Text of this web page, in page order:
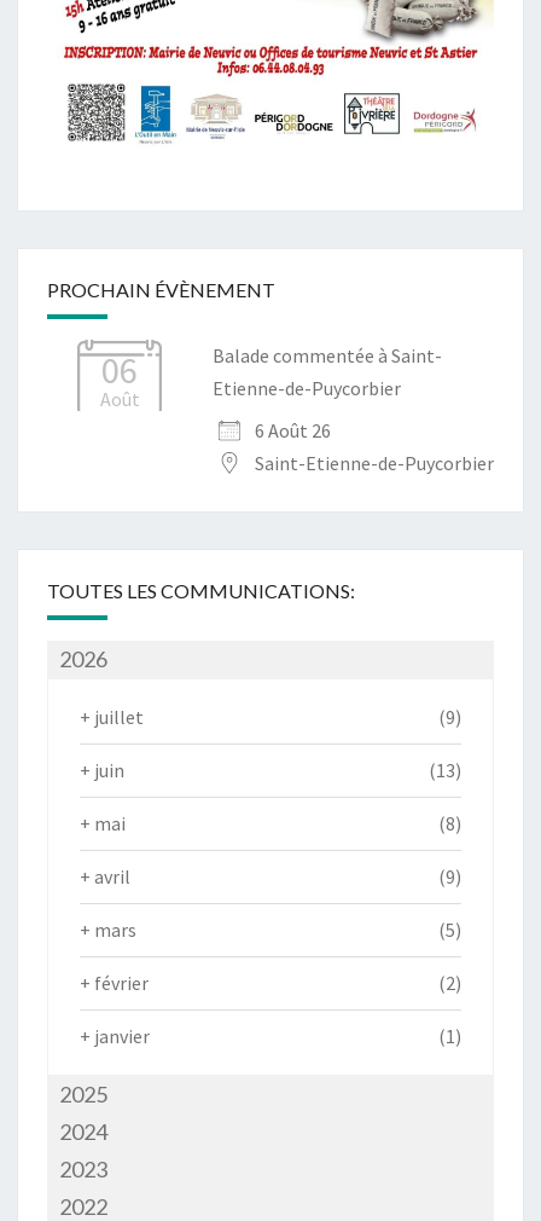
PROCHAIN ÉVÈNEMENT
06
Août
Balade commentée à Saint-
Etienne-de-Puycorbier
6 Août 26
Saint-Etienne-de-Puycorbier
TOUTES LES COMMUNICATIONS:
2026
+ juillet (9)
+ juin (13)
+ mai (8)
+ avril (9)
+ mars (5)
+ février (2)
+ janvier (1)
2025
2024
2023
2022